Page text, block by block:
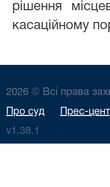
рішення
касаційному
2026 © Всі права
Про суд Прес-
v1.38.1